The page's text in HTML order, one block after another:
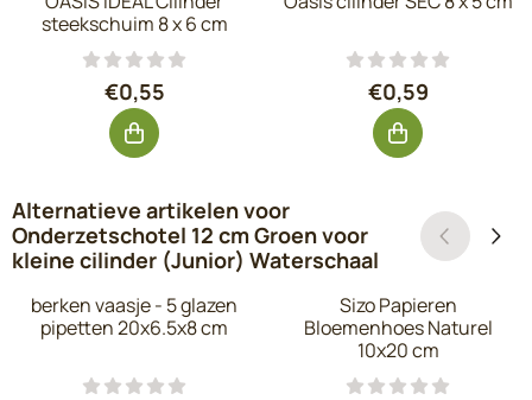
steekschuim 8 x 6 cm
Prijs: 0,55, exclusief btw: 0,45
€0,55 Prijs: 0,59,
€0,59
Alternatieve artikelen voor
Onderzetschotel 12 cm Groen voor
kleine cilinder (Junior) Waterschaal
berken vaasje - 5 glazen
pipetten 20x6.5x8 cm
Sizo Papieren
Bloemenhoes Naturel
10x20 cm